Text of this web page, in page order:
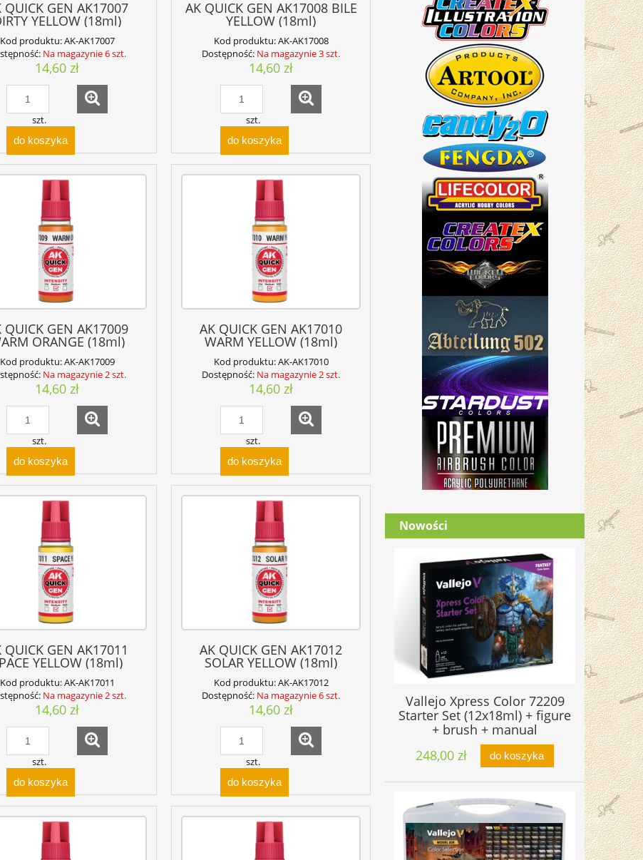
QUICK GEN AK17007
YELLOW (18ml)
Kod produktu:AK-AK17007
Na magazynie 6 szt.
14,60 zł
szt.
do koszyka
AK QUICK GEN AK17008 BILE
YELLOW (18ml)
Kod produktu:AK-AK17008
Dostępność: Na magazynie 3 szt.
14,60 zł
szt.
do koszyka
QUICK GEN AK17009
ORANGE (18ml)
Kod produktu:AK-AK17009
Na magazynie 2 szt.
14,60 zł
szt.
do koszyka
AK QUICK GEN AK17010
WARM YELLOW (18ml)
Kod produktu:AK-AK17010
Dostępność: Na magazynie 2 szt.
14,60 zł
szt.
do koszyka
QUICK GEN AK17011
YELLOW (18ml)
Kod produktu:AK-AK17011
Na magazynie 2 szt.
14,60 zł
szt.
do koszyka
AK QUICK GEN AK17012
SOLAR YELLOW (18ml)
Kod produktu:AK-AK17012
Dostępność: Na magazynie 6 szt.
14,60 zł
szt.
do koszyka
Nowości
Vallejo Xpress Color 72209
Starter Set (12x18ml) + figure
+ brush + manual
248,00 zł
do koszyka